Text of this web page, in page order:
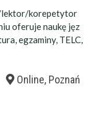
lektor/korepetytor
oferuje naukę jęz
egzaminy, TELC,
Online, Poznań